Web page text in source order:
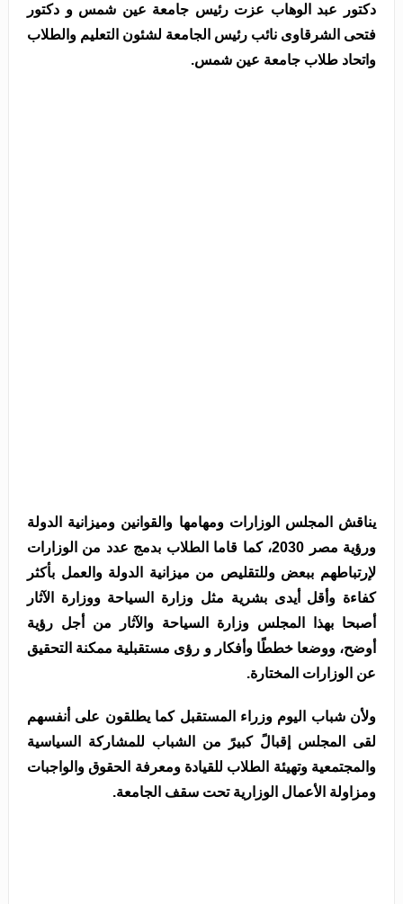
دكتور عبد الوهاب عزت رئيس جامعة عين شمس و دكتور
فتحى الشرقاوى نائب رئيس الجامعة لشئون التعليم والطلاب
واتحاد طلاب جامعة عين شمس.
يناقش المجلس الوزارات ومهامها والقوانين وميزانية الدولة
ورؤية مصر 2030، كما قاما الطلاب بدمج عدد من الوزارات
لإرتباطهم ببعض وللتقليص من ميزانية الدولة والعمل بأكثر
كفاءة وأقل أيدى بشرية مثل وزارة السياحة ووزارة الآثار
أصبحا بهذا المجلس وزارة السياحة والآثار من أجل رؤية
أوضح، ووضعا خططًا وأفكار و رؤى مستقبلية ممكنة التحقيق
عن الوزارات المختارة.
ولأن شباب اليوم وزراء المستقبل كما يطلقون على أنفسهم
لقى المجلس إقبالً كبيرً من الشباب للمشاركة السياسية
والمجتمعية وتهيئة الطلاب للقيادة ومعرفة الحقوق والواجبات
ومزاولة الأعمال الوزارية تحت سقف الجامعة.